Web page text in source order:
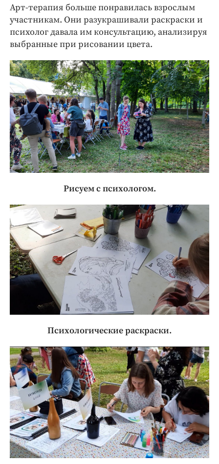
Арт-терапия больше понравилась взрослым
участникам. Они разукрашивали раскраски и
психолог давала им консультацию, анализируя
выбранные при рисовании цвета.
Рисуем с психологом.
Психологические раскраски.